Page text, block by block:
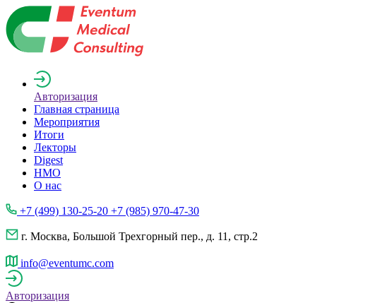
Авторизация
Главная страница
Мероприятия
Итоги
Лекторы
Digest
НМО
О нас
+7 (499) 130-25-20 +7 (985) 970-47-30
г. Москва, Большой Трехгорный пер., д. 11, стр.2
info@eventumc.com
Авторизация